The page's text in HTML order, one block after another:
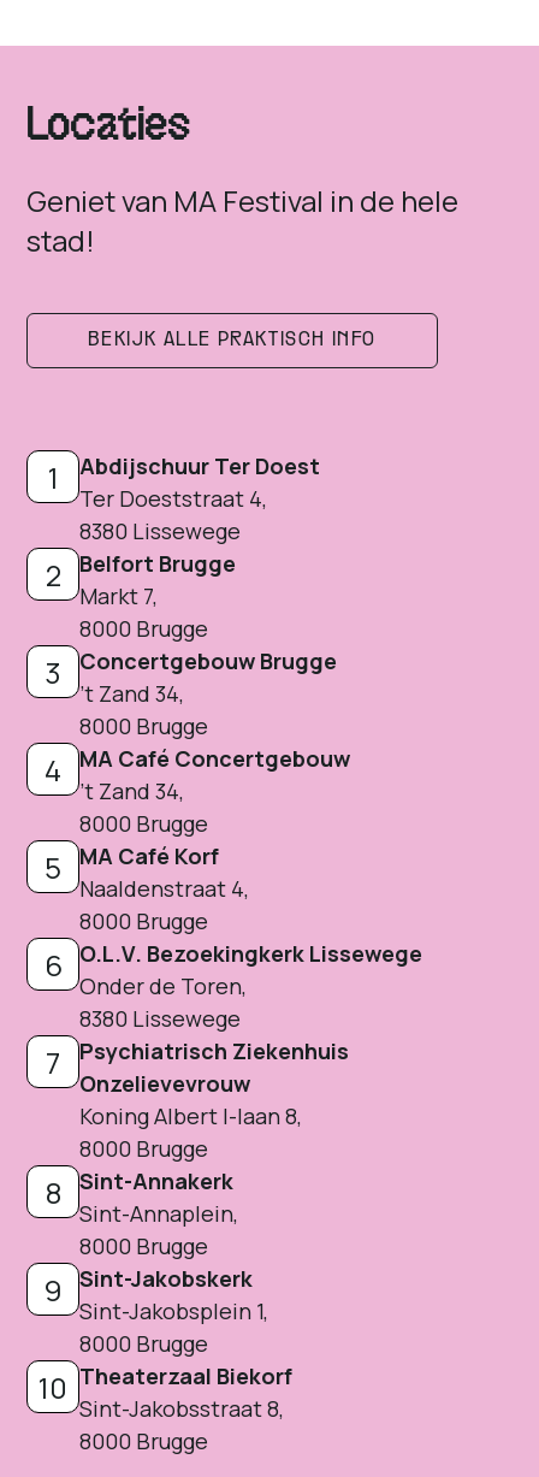
Locaties
Geniet van MA Festival in de hele
stad!
BEKIJK ALLE PRAKTISCH INFO
1
Abdijschuur Ter Doest
Ter Doeststraat 4,
8380 Lissewege
2
Belfort Brugge
Markt 7,
8000 Brugge
3
Concertgebouw Brugge
​’t Zand 34,
8000 Brugge
4
MA Café Concertgebouw
​’t Zand 34,
8000 Brugge
5
MA Café Korf
Naaldenstraat 4,
8000 Brugge
6
O.L.V. Bezoekingkerk Lissewege
Onder de Toren,
8380 Lissewege
7
Psychiatrisch Ziekenhuis
Onzelievevrouw
Koning Albert I-laan 8,
8000 Brugge
8
Sint-Annakerk
Sint-Annaplein,
8000 Brugge
9
Sint-Jakobskerk
Sint-Jakobsplein 1,
8000 Brugge
10 Theaterzaal Biekorf
Sint-Jakobsstraat 8,
8000 Brugge